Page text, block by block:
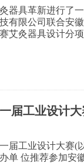
器具革新进行了
有限公司联合安
艾灸器具设计分
起到较大作用。
届工业设计
届工业设计大赛(
单 位推荐参加安